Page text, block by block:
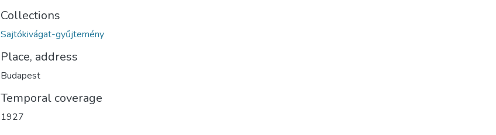
Collections
Sajtókivágat-gyűjtemény
Place, address
Budapest
Temporal coverage
1927